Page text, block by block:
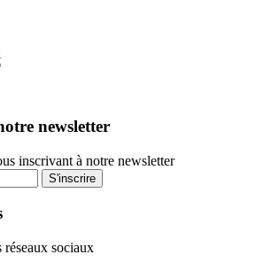
newsletter
inscrivant à notre newsletter
S'inscrire
réseaux sociaux